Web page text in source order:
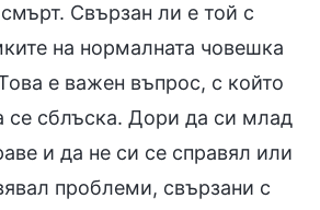
Свързан ли е той с
на нормалната човешка
е важен въпрос, с който
се сблъска. Дори да си млад
и да не си се справял или
проблеми, свързани с